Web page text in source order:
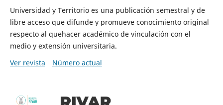
Universidad y Territorio es una publicación semestral y de
libre acceso que difunde y promueve conocimiento original
respecto al quehacer académico de vinculación con el
medio y extensión universitaria.
Ver revista
Número actual